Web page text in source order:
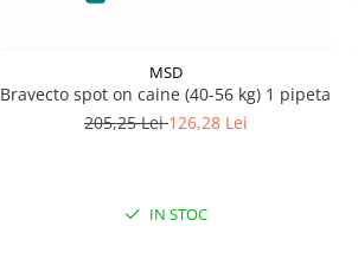
MSD
Bravecto spot on caine (40-56 kg) 1 pipeta
205,25 Lei126,28 Lei
IN STOC